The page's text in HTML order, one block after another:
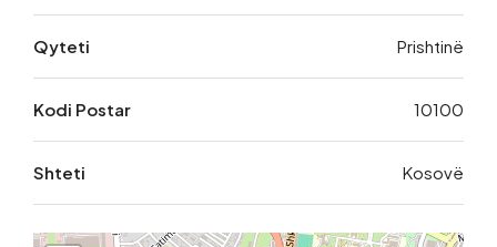
Qyteti Prishtinë
Kodi Postar 10100
Shteti Kosovë